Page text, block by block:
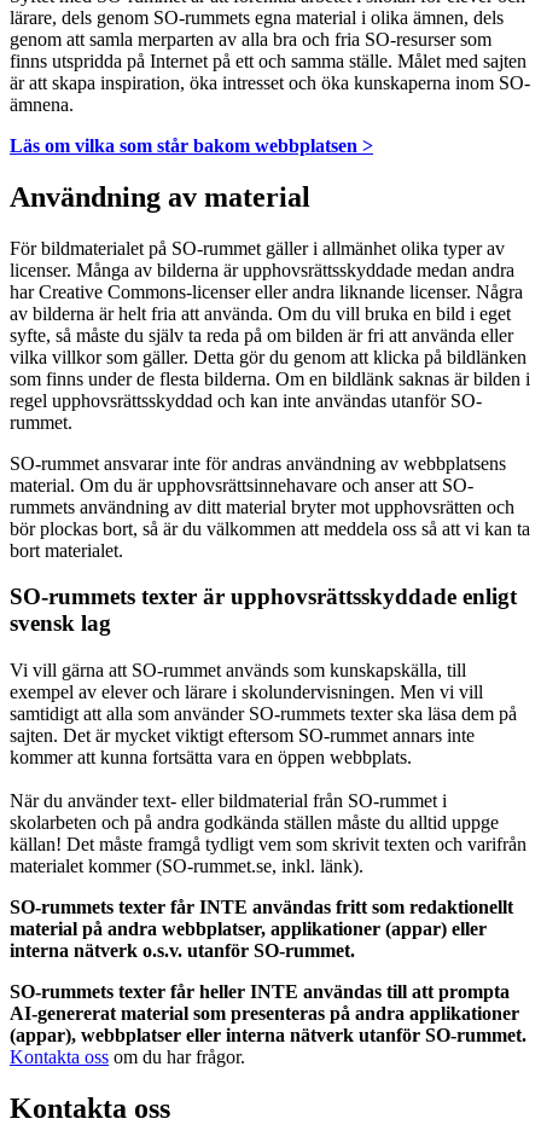
lärare, dels genom SO-rummets egna material i olika ämnen, dels
genom att samla merparten av alla bra och fria SO-resurser som
finns utspridda på Internet på ett och samma ställe. Målet med sajten
är att skapa inspiration, öka intresset och öka kunskaperna inom SO-
ämnena.
Läs om vilka som står bakom webbplatsen >
Användning av material
För bildmaterialet på SO-rummet gäller i allmänhet olika typer av
licenser. Många av bilderna är upphovsrättsskyddade medan andra
har Creative Commons-licenser eller andra liknande licenser. Några
av bilderna är helt fria att använda. Om du vill bruka en bild i eget
syfte, så måste du själv ta reda på om bilden är fri att använda eller
vilka villkor som gäller. Detta gör du genom att klicka på bildlänken
som finns under de flesta bilderna. Om en bildlänk saknas är bilden i
regel upphovsrättsskyddad och kan inte användas utanför SO-
rummet.
SO-rummet ansvarar inte för andras användning av webbplatsens
material. Om du är upphovsrättsinnehavare och anser att SO-
rummets användning av ditt material bryter mot upphovsrätten och
bör plockas bort, så är du välkommen att meddela oss så att vi kan ta
bort materialet.
SO-rummets texter är upphovsrättsskyddade enligt
svensk lag
Vi vill gärna att SO-rummet används som kunskapskälla, till
exempel av elever och lärare i skolundervisningen. Men vi vill
samtidigt att alla som använder SO-rummets texter ska läsa dem på
sajten. Det är mycket viktigt eftersom SO-rummet annars inte
kommer att kunna fortsätta vara en öppen webbplats.
När du använder text- eller bildmaterial från SO-rummet i
skolarbeten och på andra godkända ställen måste du alltid uppge
källan! Det måste framgå tydligt vem som skrivit texten och varifrån
materialet kommer (SO-rummet.se, inkl. länk).
SO-rummets texter får INTE användas fritt som redaktionellt
material på andra webbplatser, applikationer (appar) eller
interna nätverk o.s.v. utanför SO-rummet.
SO-rummets texter får heller INTE användas till att prompta
AI-genererat material som presenteras på andra applikationer
(appar), webbplatser eller interna nätverk utanför SO-rummet.
Kontakta oss om du har frågor.
Kontakta oss